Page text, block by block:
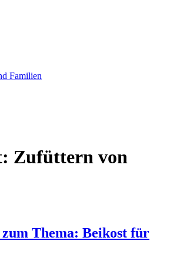
Familien
Zufüttern von
zum Thema: Beikost für